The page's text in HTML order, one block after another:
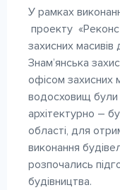
У рамках
проекту
захисних
Знам’янська
офісом захисних
водосховищ були
архітектурно –
області, для
виконання
розпочались
будівництва.